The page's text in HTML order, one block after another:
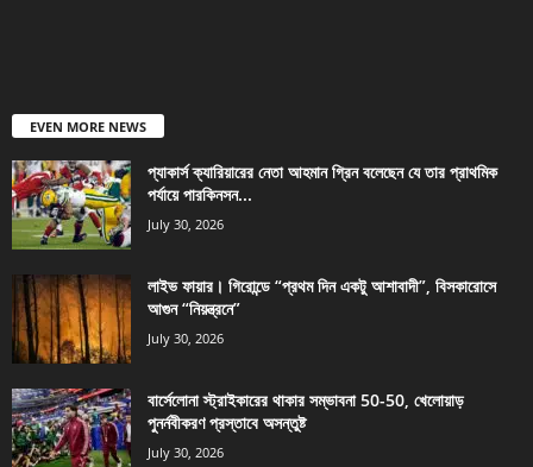
EVEN MORE NEWS
প্যাকার্স ক্যারিয়ারের নেতা আহমান গ্রিন বলেছেন যে তার প্রাথমিক
পর্যায়ে পারকিনসন...
July 30, 2026
লাইভ ফায়ার। গিরোন্ডে “প্রথম দিন একটু আশাবাদী”, বিসকারোসে
আগুন “নিয়ন্ত্রনে”
July 30, 2026
বার্সেলোনা স্ট্রাইকারের থাকার সম্ভাবনা 50-50, খেলোয়াড়
পুনর্নবীকরণ প্রস্তাবে অসন্তুষ্ট
July 30, 2026